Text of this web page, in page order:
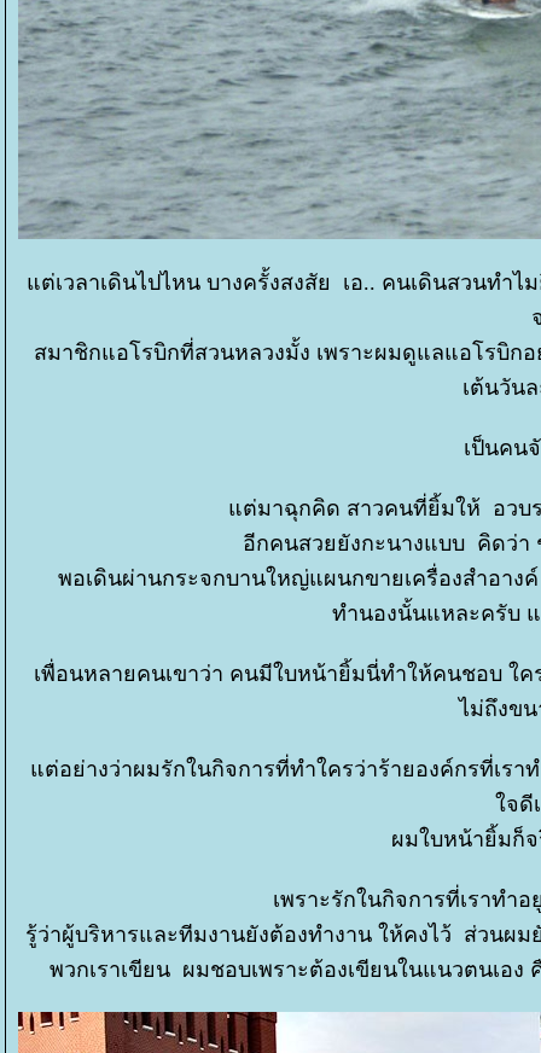
ต่เวลาเดินไปไหน บางครั้งสงสัย เอ.. คนเดินสวนทำ
สมาชิกแอโรบิกที่สวนหลวงมั้ง เพราะผมดูแลแอโรบิก
เต้นวัน
เป็นคน
ต่มาฉุกคิด สาวคนที่ยิ้มให้ อวบร
อีกคนสวยยังกะนางแบบ คิดว่า
พอเดินผ่านกระจกบานใหญ่แผนกขายเครื่องสำอาง
ทำนองนั้นแหละครับ
เพื่อนหลายคนเขาว่า คนมีใบหน้ายิ้มนี่ทำให้คนชอบ ใ
ไม่ถึงข
ต่อย่างว่าผมรักในกิจการที่ทำใครว่าร้ายองค์กรที่เร
จดี
ผมใบหน้ายิ้มก็จ
เพราะรักในกิจการที่เราทำ
รู้ว่าผู้บริหารและทีมงานยังต้องทำงาน ให้คงไว้ ส่วนผ
พวกเราเขียน ผมชอบเพราะต้องเขียนในแนวตนเอ